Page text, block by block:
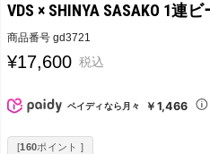
VDS × SHINYA SASAKO 1連
商品番号 gd3721
¥17,600 税込
ペイディなら月々 ￥1,466
[160ポイント ]